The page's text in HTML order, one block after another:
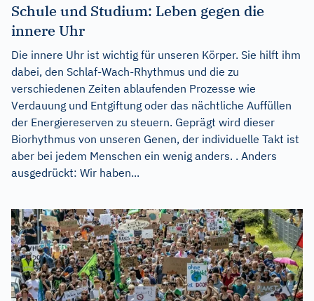
Schule und Studium: Leben gegen die
innere Uhr
Die innere Uhr ist wichtig für unseren Körper. Sie hilft ihm
dabei, den Schlaf-Wach-Rhythmus und die zu
verschiedenen Zeiten ablaufenden Prozesse wie
Verdauung und Entgiftung oder das nächtliche Auffüllen
der Energiereserven zu steuern. Geprägt wird dieser
Biorhythmus von unseren Genen, der individuelle Takt ist
aber bei jedem Menschen ein wenig anders. . Anders
ausgedrückt: Wir haben...